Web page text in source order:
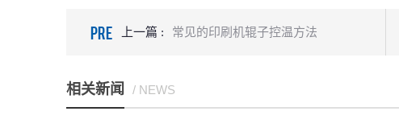
PRE 上一篇 : 常见的印刷机辊子控温方法
相关新闻 / NEWS